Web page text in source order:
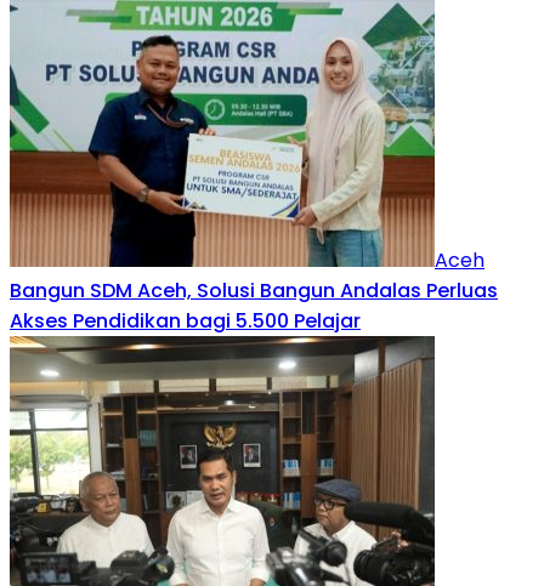
Aceh
Bangun SDM Aceh, Solusi Bangun Andalas Perluas
Akses Pendidikan bagi 5.500 Pelajar